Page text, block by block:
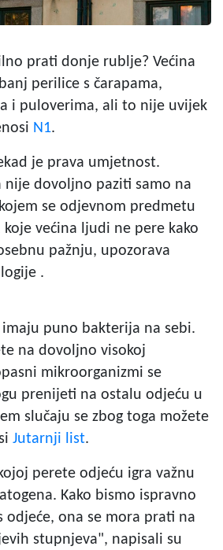
prati donje rublje? Većina
perilice s čarapama,
i puloverima, ali to nije uvijek
N1.
je prava umjetnost.
nije dovoljno paziti samo na
se odjevnom predmetu
većina ljudi ne pere kako
pažnju, upozorava
.
imaju puno bakterija na sebi.
na dovoljno visokoj
mikroorganizmi se
prenijeti na ostalu odjeću u
slučaju se zbog toga možete
Jutarnji list.
perete odjeću igra važnu
Kako bismo ispravno
ona se mora prati na
stupnjeva", napisali su